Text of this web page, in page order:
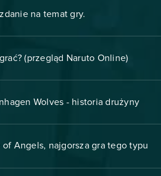
na temat gry.
(przegląd Naruto Online)
Wolves - historia drużyny
of Angels, najgorsza gra tego typu